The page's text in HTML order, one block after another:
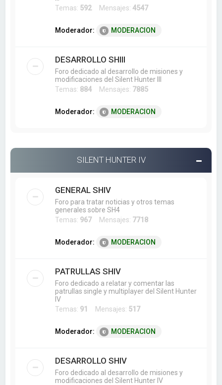
Temas: 592Mensajes:4547
Moderador: MODERACION
DESARROLLO SHIII
Foro dedicado al desarrollo de misiones y
modificaciones del Silent Hunter III
Temas: 884 Mensajes: 7885
Moderador: MODERACION
SILENT HUNTER IV
GENERAL SHIV
Foro para tratar noticias y otros temas
generales sobre SH4
Temas: 967Mensajes: 7718
Moderador: MODERACION
PATRULLAS SHIV
Foro dedicado a relatar y comentar las
patrullas single y multiplayer del Silent Hunter
IV
Temas: 91 Mensajes: 517
Moderador: MODERACION
DESARROLLO SHIV
Foro dedicado al desarrollo de misiones y
modificaciones del Silent Hunter IV